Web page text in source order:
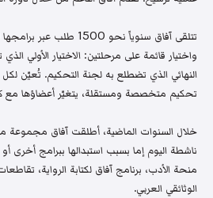
تتلقى آفاق سنوياً نحو 1500
واختيار قائمة على مرحلتين: الاختيار الأولي الذي
النهائي الذي تضطلع به لجنة التحكيم. تُعيّن لكل
تحكيم متخصصة ومستقلة، يتغيّر أعضاؤها
خلال السنوات الماضية، أطلقت آفاق مجموعة
ناشطة اليوم إما بسبب استبدالها ببرامج أخرى
منحة الأدب، برنامج آفاق لكتابة الرواية،
الوثائقي العربي.